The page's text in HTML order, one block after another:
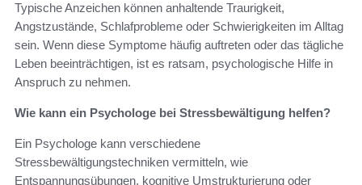
Typische Anzeichen können anhaltende Traurigkeit,
Angstzustände, Schlafprobleme oder Schwierigkeiten im Alltag
sein. Wenn diese Symptome häufig auftreten oder das tägliche
Leben beeinträchtigen, ist es ratsam, psychologische Hilfe in
Anspruch zu nehmen.
Wie kann ein Psychologe bei Stressbewältigung helfen?
Ein Psychologe kann verschiedene
Stressbewältigungstechniken vermitteln, wie
Entspannungsübungen, kognitive Umstrukturierung oder